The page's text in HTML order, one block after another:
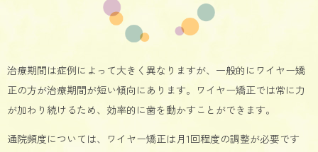
治療期間は症例によって大きく異なりますが、一般的にワイヤー矯
正の方が治療期間が短い傾向にあります。ワイヤー矯正では常に力
が加わり続けるため、効率的に歯を動かすことができます。
通院頻度については、ワイヤー矯正は月1回程度の調整が必要です